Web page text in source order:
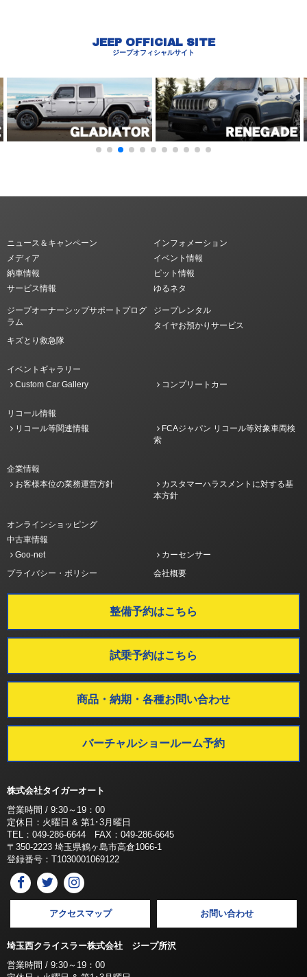
JEEP OFFICIAL SITE
ジープオフィシャルサイト
ニュース＆キャンペーン
インフォメーション
メディア
イベント情報
納車情報
ピット情報
サービス情報
ゆるネタ
ジープオーナーシップサポートプログ
ラム
ジープレンタル
タイヤお預かりサービス
キズとり救急隊
イベントギャラリー
Custom Car Gallery
コンプリートカー
リコール情報
リコール等関連情報
FCAジャパン リコール等対象車両検
索
企業情報
お客様本位の業務運営方針
カスタマーハラスメントに対する基
本方針
オンラインショッピング
中古車情報
Goo-net
カーセンサー
プライバシー・ポリシー
会社概要
整備予約はこちら
試乗予約はこちら
商品・納期・各種お問い合わせ
バーチャルショールーム予約
株式会社タイガーオート
営業時間 / 9:30～19：00
定休日：火曜日 & 第1･3月曜日
TEL：049-286-6644 FAX：049-286-6645
〒350-2223 埼玉県鶴ヶ島市高倉1066-1
登録番号：T1030001069122
アクセスマップ お問い合わせ
埼玉西クライスラー株式会社 ジープ所沢
営業時間 / 9:30～19：00